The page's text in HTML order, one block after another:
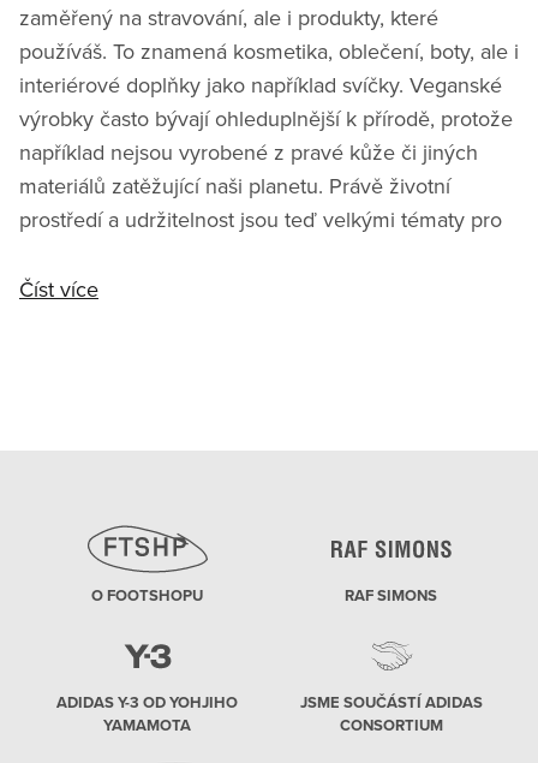
zaměřený na stravování, ale i produkty, které
používáš. To znamená kosmetika, oblečení, boty, ale i
interiérové doplňky jako například svíčky. Veganské
výrobky často bývají ohleduplnější k přírodě, protože
například nejsou vyrobené z pravé kůže či jiných
materiálů zatěžující naši planetu. Právě životní
prostředí a udržitelnost jsou teď velkými tématy pro
Číst více
O FOOTSHOPU RAF SIMONS
ADIDAS Y-3 OD YOHJIHO
YAMAMOTA
JSME SOUČÁSTÍ ADIDAS
CONSORTIUM